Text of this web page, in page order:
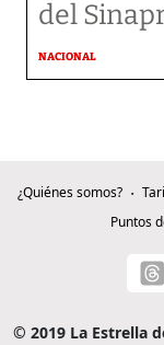
del
NACIONAL
¿Quiénes somos?
Puntos
© 2019 La Estrella